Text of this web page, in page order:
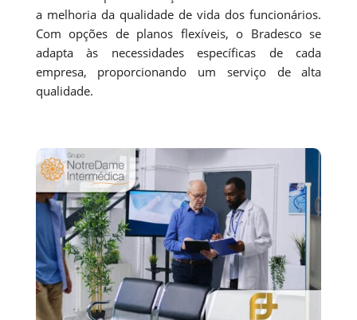
a melhoria da qualidade de vida dos funcionários.
Com opções de planos flexíveis, o Bradesco se
adapta às necessidades específicas de cada
empresa, proporcionando um serviço de alta
qualidade.